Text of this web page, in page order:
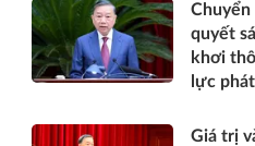
quyết
khơi
lực
Giá trị